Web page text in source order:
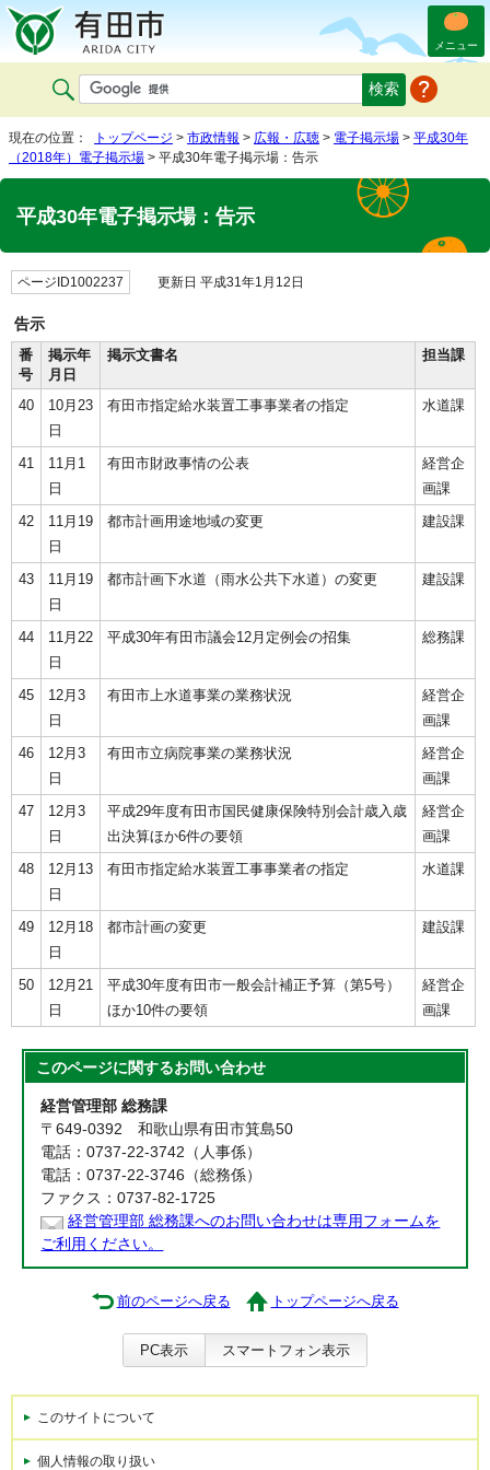
メニュー
現在の位置： トップページ > 市政情報 > 広報・広聴 > 電子掲示場 > 平成30年
（2018年）電子掲示場 > 平成30年電子掲示場：告示
平成30年電子掲示場：告示
ページID1002237 更新日 平成31年1月12日
告示
番
号
掲示年
月日
掲示文書名 担当課
40
10月23
日
有田市指定給水装置工事事業者の指定 水道課
41
11月1
日
有田市財政事情の公表
経営企
画課
42
11月19
日
都市計画用途地域の変更 建設課
43
11月19
日
都市計画下水道（雨水公共下水道）の変更 建設課
44
11月22
日
平成30年有田市議会12月定例会の招集 総務課
45
12月3
日
有田市上水道事業の業務状況
経営企
画課
46
12月3
日
有田市立病院事業の業務状況
経営企
画課
47
12月3
日
平成29年度有田市国民健康保険特別会計歳入歳
出決算ほか6件の要領
経営企
画課
48
12月13
日
有田市指定給水装置工事事業者の指定 水道課
49
12月18
日
都市計画の変更 建設課
50
12月21
日
平成30年度有田市一般会計補正予算（第5号）
ほか10件の要領
経営企
画課
このページに関するお問い合わせ
経営管理部 総務課
〒649-0392 和歌山県有田市箕島50
電話：0737-22-3742（人事係）
電話：0737-22-3746（総務係）
ファクス：0737-82-1725
経営管理部 総務課へのお問い合わせは専用フォームを
ご利用ください。
前のページへ戻る トップページへ戻る
PC表示 スマートフォン表示
このサイトについて
個人情報の取り扱い